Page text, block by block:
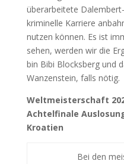
überarbeitete
kriminelle Karriere
nutzen können. Es ist
sehen, werden wir die
bin Bibi Blocksberg und
Wanzenstein, falls nötig.
Weltmeisterschaft
Achtelfinale
Kroatien
Bei den